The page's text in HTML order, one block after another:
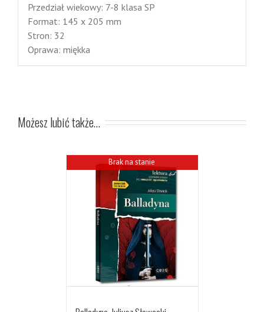
Przedział wiekowy: 7-8 klasa SP
Format: 145 x 205 mm
Stron: 32
Oprawa: miękka
Możesz lubić także…
Brak na stanie